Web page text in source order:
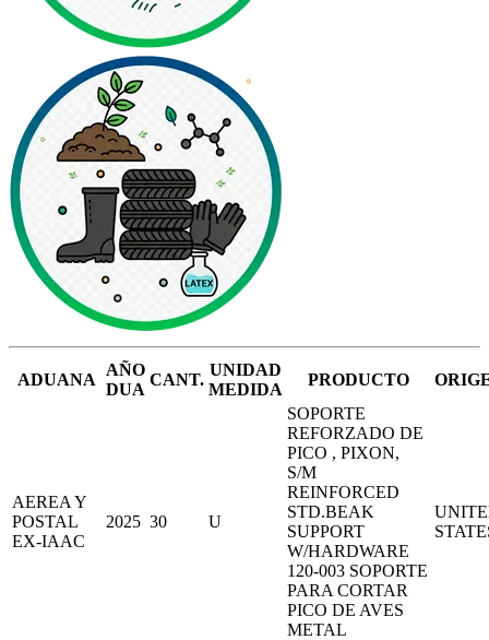
ADUANA
AÑO
DUA
CANT.
UNIDAD
MEDIDA
PRODUCTO
AEREA Y
POSTAL
EX-IAAC
2025 30 U
SOPORTE
REFORZADO DE
PICO , PIXON,
S/M
REINFORCED
STD.BEAK
SUPPORT
W/HARDWARE
120-003 SOPORTE
PARA CORTAR
PICO DE AVES
METAL